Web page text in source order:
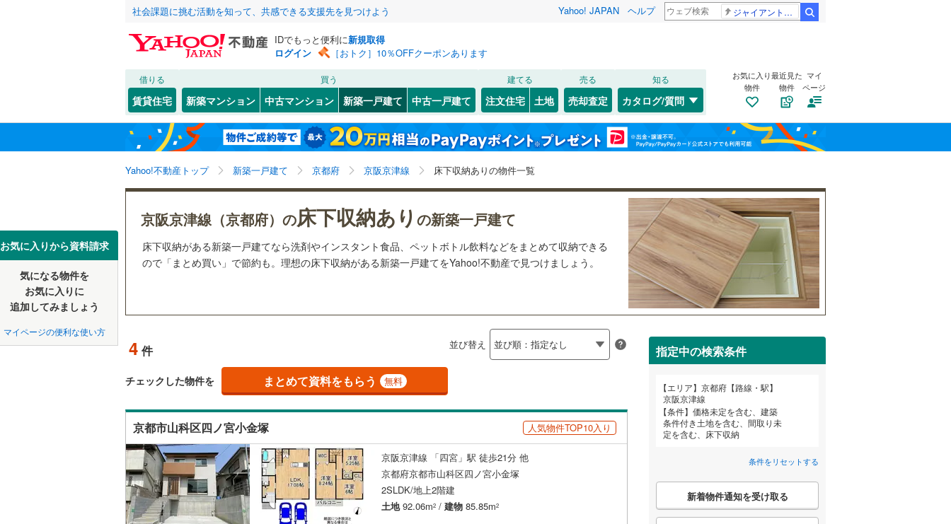
社会課題に挑む活動を知って、共感できる支援先を見つけよう Yahoo! JAPAN ヘルプ ジャイアントお嬢様
IDでもっと便利に新規取得
ログイン
［おトク］10％OFFクーポンあります
借りる
賃貸住宅
買う
新築マンション 中古マンション 新築一戸建て 中古一戸建て
建てる
注文住宅 土地
売る
売却査定
知る
カタログ/質問
お気に入り
物件
最近見た
物件
マイ
ページ
Yahoo!不動産トップ 新築一戸建て 京都府 京阪京津線 床下収納ありの物件一覧
お気に入りから資料請求
気になる物件を
お気に入りに
追加してみましょう
マイページの便利な使い方
京阪京津線（京都府）の床下収納あり の新築一戸建て
床下収納がある新築一戸建てなら洗剤やインスタント食品、ペットボトル飲料などをまとめて収納できる
ので「まとめ買い」で節約も。理想の床下収納がある新築一戸建てをYahoo!不動産で見つけましょう。
4 件 並び替え
チェックした物件を まとめて資料をもらう 無料
京都市山科区四ノ宮小金塚 人気物件TOP10入り
京阪京津線 「四宮」駅 徒歩21分 他
京都府京都市山科区四ノ宮小金塚
2SLDK/地上2階建
土地92.06m2 / 建物 85.85m2
指定中の検索条件
エリア
京都府【路線・駅】
京阪京津線
条件
価格未定を含む、建築
条件付き土地を含む、間取り未
定を含む、床下収納
条件をリセットする
こ
検
新着物件通知を受け取る
北海道 北海道
東北 青森 岩手 宮城 秋田 山形 福島
関東 東京 神奈川 埼玉 千葉
長野
東海 愛知 岐阜 静岡 三重
和歌山
中国 鳥取 島根 岡山 広島 山口
高知
福岡 佐賀 長崎 鹿児島
該当物件 0件 この条件で検索する 条件をリセットする
京都市 北区(5) 上京区(4) 左京区(8)
中京区(0) 東山区(0) 下京区(0)
南区
0 右京区(0)
(5 )
京都府のそのほ
かの地域
福知山市(0) 舞鶴市(3) 綾部市(1)
宇治市(30 宮津市(0) 亀岡市(11 )
長岡京市 (0)
木津川市(14) 乙訓郡大山崎町(1)
久世郡久御山町( 2)
相楽郡精華町 (
相楽郡南山城村
船井郡京丹波町(0) 与謝郡伊根町(0)
与謝郡与謝野町(0)
該当物件 0件 この条件で検索する 条件をリセットする
該当物件 0件 この条件で検索する 条件をリセットする
JR 東海道本線（JR西日本）(39) 小浜線(0) 関西本線（JR西日本）(
湖西線(1) 福知山線(0) 山陰本線(19
舞鶴線(4) 奈良線(71) 片町線(23)
東海道新幹線(0
京都市営地下鉄烏丸線 ( 15)
私鉄・その他 近鉄京都線(63) 京福電気鉄道嵐山本線(0) 京福電気鉄道北野線(6
叡山電鉄叡山本線(7 ) 嵯峨野観光鉄道 ( 7) 京阪本線(54)
京阪鴨東線 (1)
京都丹後鉄道宮舞線( 3) 京都丹後鉄道宮豊線(
該当物件 0件 この条件で検索する 条件をリセットする
(1) (2)
該当物件 0件 この条件で検索する 条件をリセットする
こだわり条件 設備
床暖房（0） オール電化（0） トイレ２か所（3）
駐車場2台以上（3） ビルトインガレージ（0） 太陽光発電システム（0）
ＴＶモニタ付インターホン
（4）
防犯カメラ （0
配置、向き、建ち方、日当たり
前道6m以上（1） 角地（0） 南道路 （3）
LD
（3）
耐震、免震、制震構造
（0）
設計住宅性能評価付き
（0）
住宅性能評価付き （0）
長期優良住宅（0）
大規模（総区画数50戸以上）
該当物件 0件 この条件で検索する 条件をリセットする
検索条件を保存しました
この検索条件の新着物件通知は、 マイページから設定できます。
保存した条件を見る
京都府、京阪京津線、価格未定を含む、建築条件付き土
地を含む、間取り未定を含む、床下収納
検索条件を保存する
閉じる お気に入りリストを見る
閉じる
閉じる お気に入りリストを見る
閉じる